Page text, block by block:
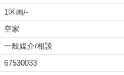
1区画/-
空家
一般媒介/相談
67530033